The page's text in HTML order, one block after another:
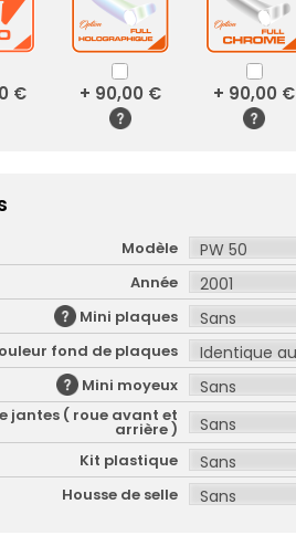
€ + 90,00 € + 90,00 €
Modèle
Année
Mini plaques
fond de plaques
Mini moyeux
jantes ( roue avant et
arrière )
Kit plastique
Housse de selle